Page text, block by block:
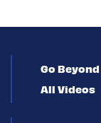
Go Beyond
All Videos